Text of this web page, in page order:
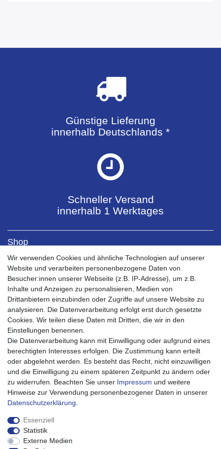
Günstige Lieferung
innerhalb Deutschlands *
Schneller Versand
innerhalb 1 Werktages
Shop
Kontaktformular
Versandkosten
Zahlungsarten
Bestellablauf 0% MwSt PV
Mein Konto
Mein Account
Registrieren
Warenkorb
Kasse
Service
Impressum
Widerrufsrecht
Widerrufsformular
Datenschutzerklärung
AGB
Barrierefreiheitserklärung
Über uns
Wir verwenden Cookies und ähnliche Technologien auf unserer
Website und verarbeiten personenbezogene Daten von
Besucher:innen unserer Webseite (z.B. IP-Adresse), um z.B.
Inhalte und Anzeigen zu personalisieren, Medien von
Drittanbietern einzubinden oder Zugriffe auf unsere Website zu
analysieren. Die Datenverarbeitung erfolgt erst durch gesetzte
Cookies. Wir teilen diese Daten mit Dritten, die wir in den
Einstellungen benennen.
Die Datenverarbeitung kann mit Einwilligung oder aufgrund eines
berechtigten Interesses erfolgen. Die Zustimmung kann erteilt
oder abgelehnt werden. Es besteht das Recht, nicht einzuwilligen
und die Einwilligung zu einem späteren Zeitpunkt zu ändern oder
zu widerrufen. Beachten Sie unser Impressum und weitere
Hinweise zur Verwendung personenbezogener Daten in unserer
Daten­schutz­erklärung
Essenziell
Statistik
Externe Medien